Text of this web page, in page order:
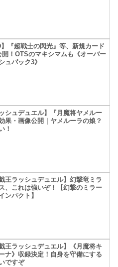
】『超戦士の閃光』等、新規カード
開！OTSのマキシマムも《オーバー
ュパック3》
ッシュデュエル】『月魔将ヤメルー
果・画像公開｜ヤメルーラの娘？
！
戯王ラッシュデュエル】幻撃竜ミラ
、これは強いぞ！【幻撃のミラー
ンパクト】
戯王ラッシュデュエル】《月魔将キ
ナ》収録決定！自身を守備にする
ですぞ